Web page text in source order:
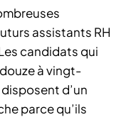
assistants RH
candidats qui
à vingt-
d’un
parce qu’ils